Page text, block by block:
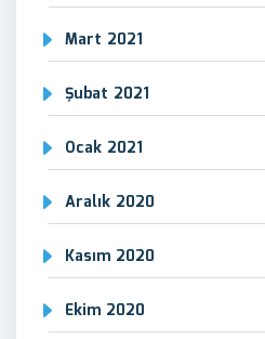
Mart 2021
Şubat 2021
Ocak 2021
Aralık 2020
Kasım 2020
Ekim 2020